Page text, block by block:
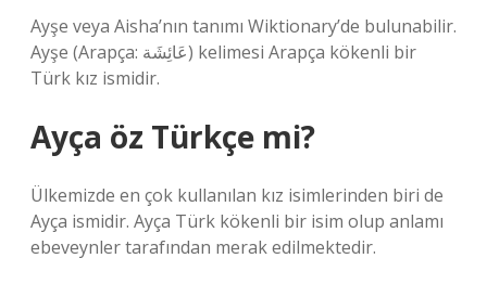
Ayşe veya Aisha’nın tanımı Wiktionary’de bulunabilir.
Ayşe (Arapça: عَائِشَة) kelimesi Arapça kökenli bir
Türk kız ismidir.
Ayça öz Türkçe mi?
Ülkemizde en çok kullanılan kız isimlerinden biri de
Ayça ismidir. Ayça Türk kökenli bir isim olup anlamı
ebeveynler tarafından merak edilmektedir.